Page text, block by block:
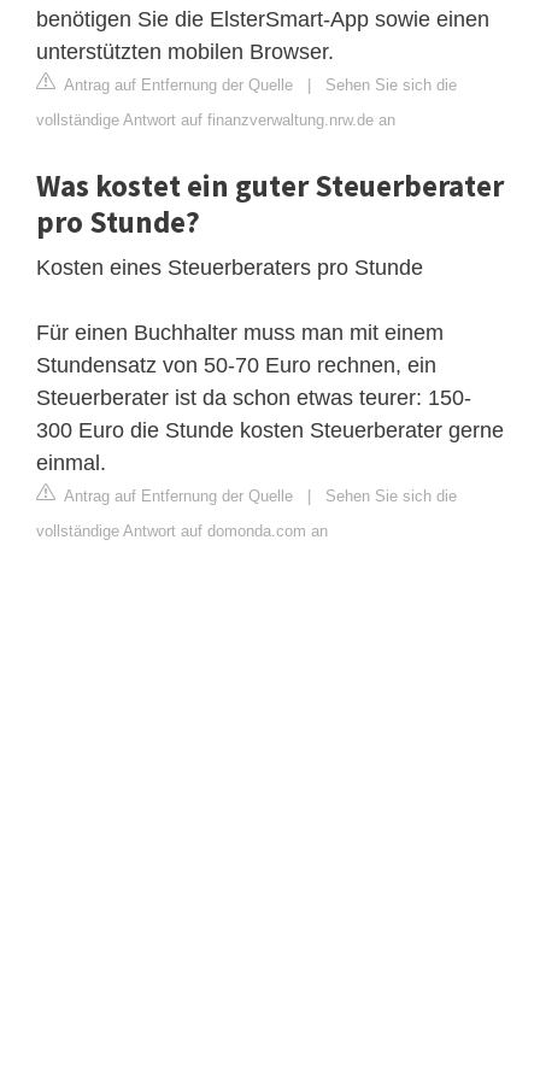
benötigen Sie die ElsterSmart-App sowie einen
unterstützten mobilen Browser.
Antrag auf Entfernung der Quelle | Sehen Sie sich die
vollständige Antwort auf finanzverwaltung.nrw.de an
Was kostet ein guter Steuerberater
pro Stunde?
Kosten eines Steuerberaters pro Stunde
Für einen Buchhalter muss man mit einem
Stundensatz von 50-70 Euro rechnen, ein
Steuerberater ist da schon etwas teurer: 150-
300 Euro die Stunde kosten Steuerberater gerne
einmal.
Antrag auf Entfernung der Quelle | Sehen Sie sich die
vollständige Antwort auf domonda.com an